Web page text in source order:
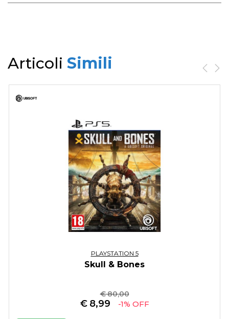
Articoli Simili
PLAYSTATION 5
Skull & Bones
€ 80,00
€ 8,99 -1% OFF